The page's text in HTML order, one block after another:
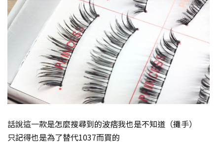
話說這一款是怎麼搜尋到的波痞我也是不知道（攤手）
只記得也是為了替代1037而買的